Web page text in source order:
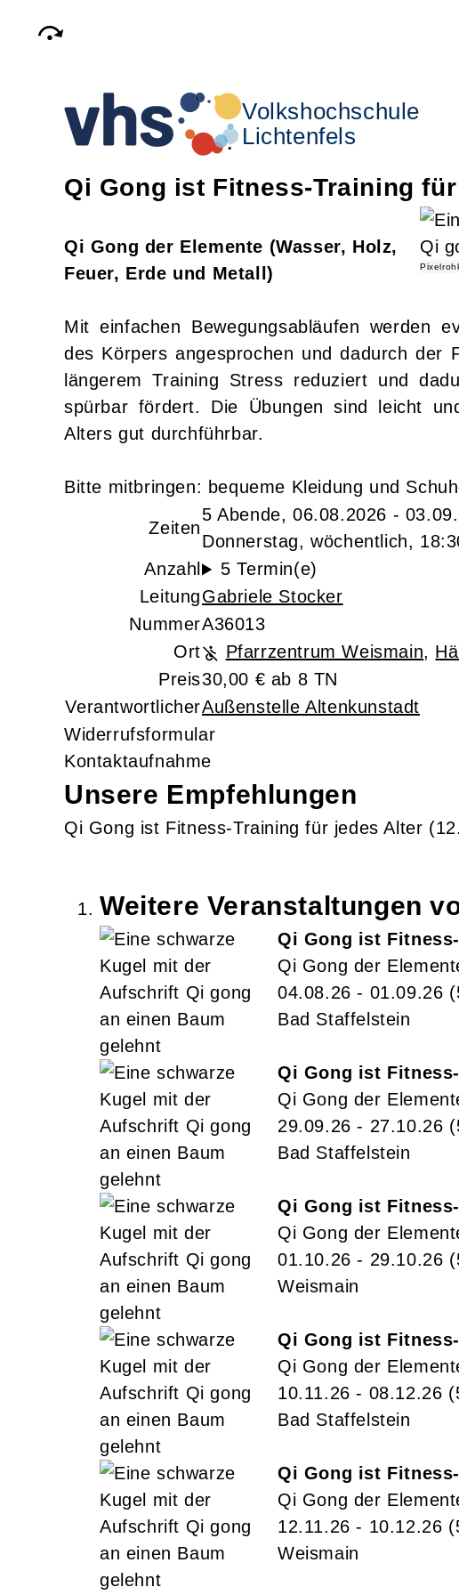
Volkshochschule
Lichtenfels
Qi Gong ist Fitness-Training
Qi Gong der Elemente (Wasser, Holz,
Feuer, Erde und Metall)
Mit einfachen Bewegungsabläufen werden
des Körpers angesprochen und dadurch der
längerem Training Stress reduziert und
spürbar fördert. Die Übungen sind leicht
Alters gut durchführbar.
Bitte mitbringen: bequeme Kleidung und
Zeiten
5 Abende, 06.08.2026 -
Donnerstag, wöchentlich,
Anzahl
5 Termin(e)
LeitungGabriele Stocker
NummerA36013
Ort
Pfarrzentrum Weismain,
Preis30,00 € ab 8 TN
VerantwortlicherAußenstelle Altenkunstadt
Widerrufsformular
Kontaktaufnahme
Unsere Empfehlungen
Qi Gong ist Fitness-Training für jedes Alter
Weitere Veranstaltungen
Qi Gong ist
Qi Gong der
04.08.26 - 01.09.26
Bad Staffelstein
Qi Gong ist
Qi Gong der
29.09.26 - 27.10.26
Bad Staffelstein
Qi Gong ist
Qi Gong der
01.10.26 - 29.10.26
Weismain
Qi Gong ist
Qi Gong der
10.11.26 - 08.12.26
Bad Staffelstein
Qi Gong ist
Qi Gong der
12.11.26 - 10.12.26
Weismain